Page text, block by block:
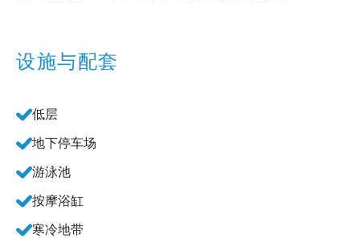
设施与配套
低层
地下停车场
游泳池
按摩浴缸
寒冷地带